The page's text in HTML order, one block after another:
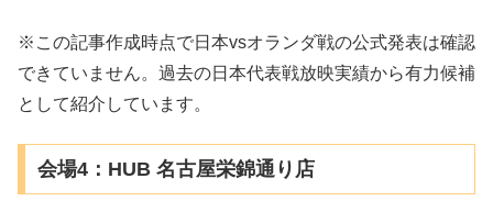
※この記事作成時点で日本vsオランダ戦の公式発表は確認
できていません。過去の日本代表戦放映実績から有力候補
として紹介しています。
会場4：HUB 名古屋栄錦通り店